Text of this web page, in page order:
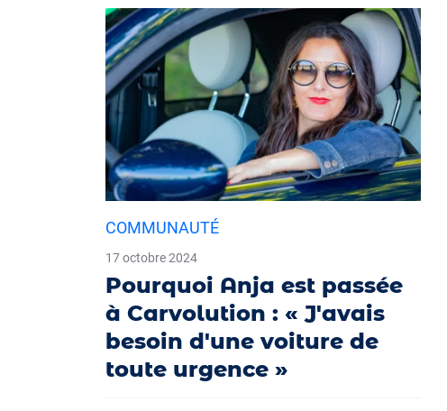
COMMUNAUTÉ
17 octobre 2024
Pourquoi Anja est passée
à Carvolution : « J'avais
besoin d'une voiture de
toute urgence »